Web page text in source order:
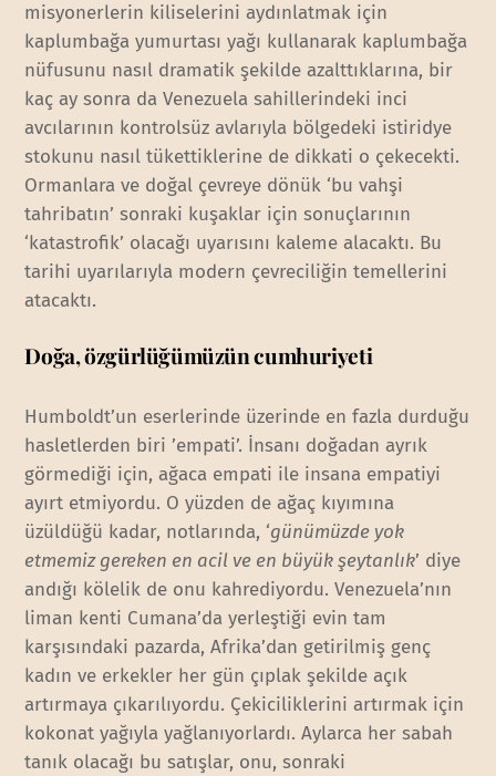
misyonerlerin kiliselerini aydınlatmak için
kaplumbağa yumurtası yağı kullanarak kaplumbağa
nüfusunu nasıl dramatik şekilde azalttıklarına, bir
kaç ay sonra da Venezuela sahillerindeki inci
avcılarının kontrolsüz avlarıyla bölgedeki istiridye
stokunu nasıl tükettiklerine de dikkati o çekecekti.
Ormanlara ve doğal çevreye dönük ‘bu vahşi
tahribatın’ sonraki kuşaklar için sonuçlarının
‘katastrofik’ olacağı uyarısını kaleme alacaktı. Bu
tarihi uyarılarıyla modern çevreciliğin temellerini
atacaktı.
Doğa, özgürlüğümüzün cumhuriyeti
Humboldt’un eserlerinde üzerinde en fazla durduğu
hasletlerden biri ’empati’. İnsanı doğadan ayrık
görmediği için, ağaca empati ile insana empatiyi
ayırt etmiyordu. O yüzden de ağaç kıyımına
üzüldüğü kadar, notlarında, ‘günümüzde yok
etmemiz gereken en acil ve en büyük şeytanlık’ diye
andığı kölelik de onu kahrediyordu. Venezuela’nın
liman kenti Cumana’da yerleştiği evin tam
karşısındaki pazarda, Afrika’dan getirilmiş genç
kadın ve erkekler her gün çıplak şekilde açık
artırmaya çıkarılıyordu. Çekiciliklerini artırmak için
kokonat yağıyla yağlanıyorlardı. Aylarca her sabah
tanık olacağı bu satışlar, onu, sonraki